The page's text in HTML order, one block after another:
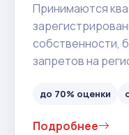
Принимаются
собственности,
запретов на
до 70% оценки
Подробнее